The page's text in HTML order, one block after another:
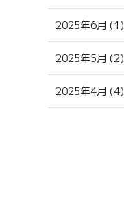
2025年6月 (1)
2025年5月 (2)
2025年4月 (4)